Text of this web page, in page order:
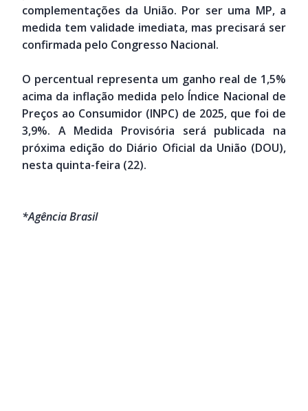
complementações da União. Por ser uma MP, a
medida tem validade imediata, mas precisará ser
confirmada pelo Congresso Nacional.
O percentual representa um ganho real de 1,5%
acima da inflação medida pelo Índice Nacional de
Preços ao Consumidor (INPC) de 2025, que foi de
3,9%. A Medida Provisória será publicada na
próxima edição do Diário Oficial da União (DOU),
nesta quinta-feira (22).
*Agência Brasil